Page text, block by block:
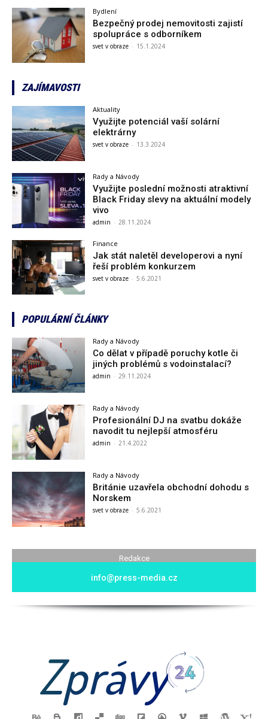
Bydlení
Bezpečný prodej nemovitosti zajistí
spolupráce s odborníkem
svet v obraze - 15.1.2024
ZAJÍMAVOSTI
Aktuality
Využijte potenciál vaší solární
elektrárny
svet v obraze - 13.3.2024
Rady a Návody
Využijte poslední možnosti atraktivní
Black Friday slevy na aktuální modely
vivo
admin - 28.11.2024
Finance
Jak stát naletěl developerovi a nyní
řeší problém konkurzem
svet v obraze - 5.6.2021
POPULÁRNÍ ČLÁNKY
Rady a Návody
Co dělat v případě poruchy kotle či
jiných problémů s vodoinstalací?
admin - 29.11.2024
Rady a Návody
Profesionální DJ na svatbu dokáže
navodit tu nejlepší atmosféru
admin - 21.4.2022
Rady a Návody
Británie uzavřela obchodní dohodu s
Norskem
svet v obraze - 5.6.2021
Redakce
info@press-media.cz
Zprávy